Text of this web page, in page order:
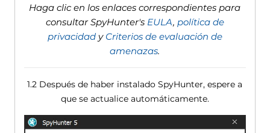
Haga clic en los enlaces correspondientes para
consultar SpyHunter's EULA, política de
privacidady Criterios de evaluación de
amenazas.
1.2 Después de haber instalado SpyHunter, espere a
que se actualice automáticamente.